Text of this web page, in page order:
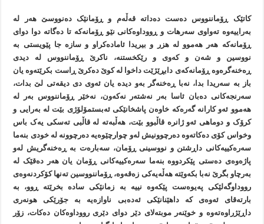
کاتێک ڕۆماننووس دەست دەداتە قەڵەم و ڕۆمانێک دەنووسێ هەر لە
بەراييەوە تەواوی سەرهات و ڕووداوەکانی نێو ڕۆمانەکە تا دەگاتە دوا دوای
ڕۆمانەکە هەر هەموو لە هزر و بيريدا ئامادەکراو و سازە جا پێويستی بە
نووسين و شەن و کەوی و رێکخستنە، ناکرێ ڕۆماننووس لە ديدی
ڕەخنەگرەوە ڕۆمانەکەی دابڕێژێت داخوا لە کوێ دەکرێ ڕاست بکرێتەوە يان
باز بە سەريدا بدا، نەبا ڕەخنەگر بەو ديدە يان ئەوی دی ديقەتی لێ بدات،
سەرنجەکانی دەبان ئاسا بەر نەشتەر نەکەون، نەخێر ڕۆماننووس بەر لە
هەموو ئەو کارانە گەرەکە خاوەن پاشخانێکی ئەبستمۆلۆژی بێت لە بەرایی و
کرۆک و دوماهی ئەو ژانرە قاڵبوو بێت، هەڵبەتە لە قاڵبی تەسکی يەک باس
وخواس کۆی دەکاتەوە دەرچوونيش لەو چوارچێوەيە دەرچوونە لە خودی بنەما
سەرەکييەکانی داڕشتن و نووسينی ڕۆمان، سەبارەت بە ڕەخنەگريش لەو
پاژەوەی دەستی پێکردووە بنەما سەرەکييەکانی ڕۆمان يان هەر دەقێک لە
بەرچاو بگرێ نەبا بکەوێتە هەڵەيەکی زەقەوە، ڕۆماننووسين تەنها کۆکردنەوەی
رووداوگەلێکی پەيوەست پێکەوە نييە بە زمانێکی سادە بخرێتە ڕوو، بە
بارتەقای ئەوەی کە داهێنانێکی ئەدەبی ناوازەيە بە جۆرێکی هونەری
داڕێژراوەتەوە و خوێنەر موبتەلای دێر دوای دێری رووداوەکان دەکات، زۆر